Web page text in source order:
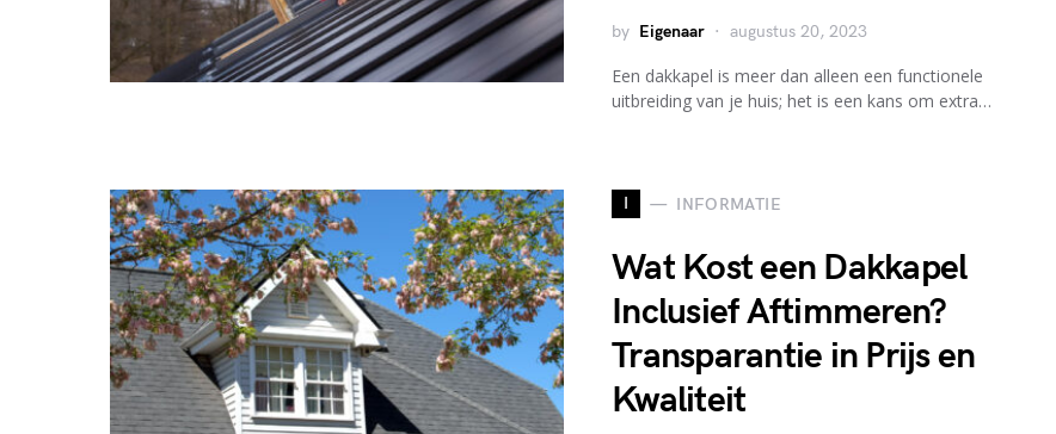
by Eigenaar augustus 20, 2023
Een dakkapel is meer dan alleen een functionele
uitbreiding van je huis; het is een kans om extra…
I INFORMATIE
Wat Kost een Dakkapel
Inclusief Aftimmeren?
Transparantie in Prijs en
Kwaliteit